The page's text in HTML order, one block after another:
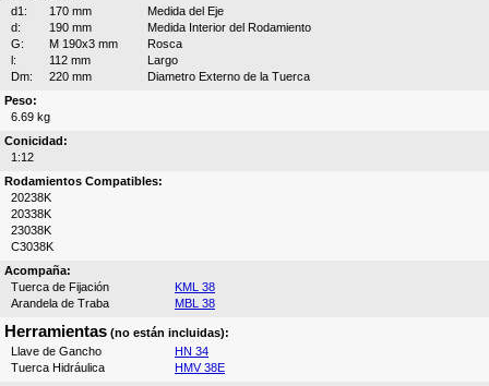
d1:
170 mm
Medida del Eje
d:
190 mm
Medida Interior del Rodamiento
G:
M 190x3 mm
Rosca
l:
112 mm
Largo
Dm:
220 mm
Diametro Externo de la Tuerca
Peso:
6.69 kg
Conicidad:
1:12
Rodamientos Compatibles:
20238K
20338K
23038K
C3038K
Acompaña:
Tuerca de Fijación
KML 38
Arandela de Traba
MBL 38
Herramientas (no están incluidas):
Llave de Gancho
HN 34
Tuerca Hidráulica
HMV 38E